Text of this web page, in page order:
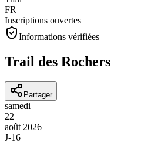
FR
Inscriptions ouvertes
Informations vérifiées
Trail des Rochers
Partager
samedi
22
août 2026
J-16